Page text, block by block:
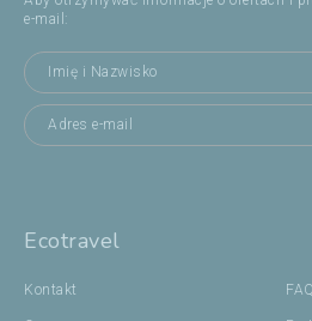
e-mail:
Ecotravel
Kontakt FAQ